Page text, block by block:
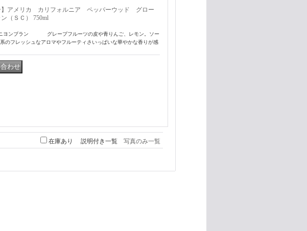
】アメリカ カリフォルニア ペッパーウッド グロー
（ＳＣ） 750ml
ヨンブラン グレープフルーツの皮や青りんご、レモン。ソー
のフレッシュなアロマやフルーティさいっぱいな華やかな香りが感
在庫あり 説明付き一覧 写真のみ一覧